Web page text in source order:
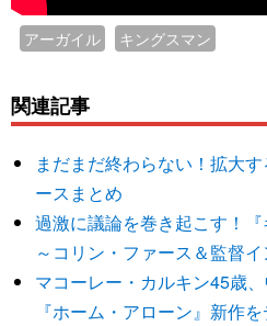
アーガイル キングスマン
関連記事
まだまだ終わらない！拡大
ースまとめ
過激に議論を巻き起こす！
～コリン・ファース＆監督
マコーレー・カルキン45歳
『ホーム・アローン』新作